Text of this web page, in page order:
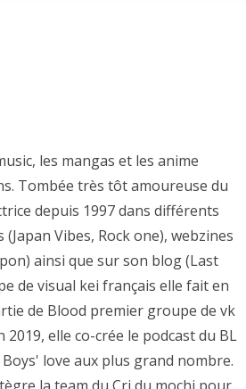
les mangas et les anime
Tombée très tôt amoureuse du
depuis 1997 dans différents
Vibes, Rock one), webzines
ainsi que sur son blog (Last
de visual kei français elle fait en
de Blood premier groupe de vk
2019, elle co-crée le podcast du BL
love aux plus grand nombre.